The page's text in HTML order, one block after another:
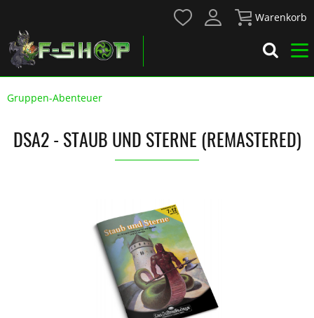
Warenkorb
Gruppen-Abenteuer
DSA2 - STAUB UND STERNE (REMASTERED)